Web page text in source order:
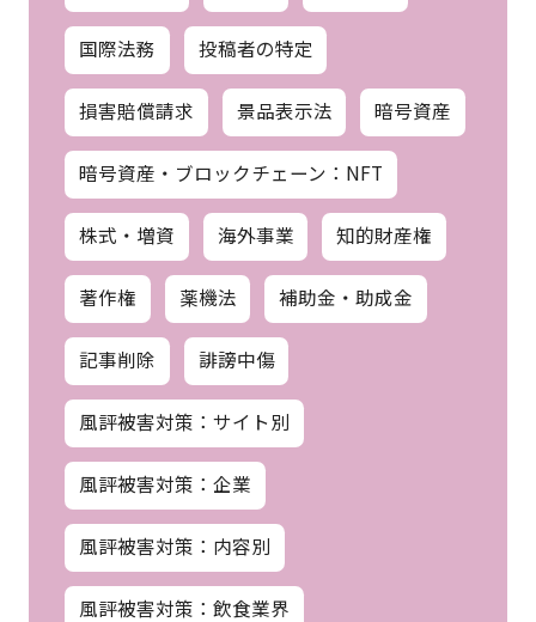
国際法務 投稿者の特定
損害賠償請求 景品表示法 暗号資産
暗号資産・ブロックチェーン：NFT
株式・増資 海外事業 知的財産権
著作権 薬機法 補助金・助成金
記事削除 誹謗中傷
風評被害対策：サイト別
風評被害対策：企業
風評被害対策：内容別
風評被害対策：飲食業界